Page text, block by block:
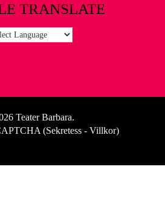
TRANSLATE
Teater Barbara.
(Sekretess -Villkor)